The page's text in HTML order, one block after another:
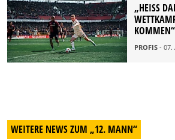
„HEISS
OMMEN“
PROFIS - 07.
WEITERE NEWS ZUM „12. MANN“